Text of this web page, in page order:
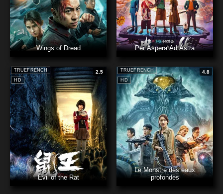
Wings of Dread Per Aspera Ad Astra
HD
TRUEFRENCH 2.5
Evil of the Rat
HD
TRUEFRENCH 4.8
Le Monstre des eaux
profondes